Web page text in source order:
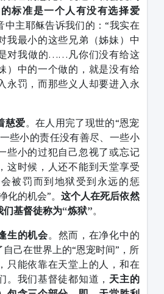
的标准是一个人有没有选择爱
中主耶稣告诉我们的：“我实在
我最小的这些兄弟（姊妹）中
对我做的……凡你们没有给这
）中的一个做的，就是没有给
永罚，而那些义人却要进入永
慈爱。在人用完了现世的“恩宠
些小的责任没有善尽、一些小
些小的过犯自己忽视了或忘记
这时候，人还不能到天堂享受
被罚而到地狱受到永远的惩
化的机会”。这个人在死后依然
基督徒称为“炼狱”。
生的机会。然而，在净化中的
己在世界上的“恩宠时间”，所
只能依靠在天堂上的人，和在
。我们基督徒都知道， 天主的